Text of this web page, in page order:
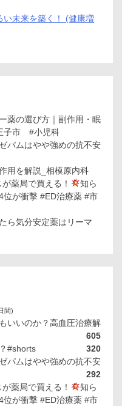
い未来を築く！ (健康増
薬の選び方｜副作用・眠
子市 #小児科
パムはやや強めの抗不安
用を解説_相模原内科
薬局で買える！
知ら
位が衝撃 #ED治療薬 #市
ら気分安定薬はリーマ
間)
いいのか？高血圧治療解
605
#shorts
320
パムはやや強めの抗不安
292
薬局で買える！
知ら
位が衝撃 #ED治療薬 #市